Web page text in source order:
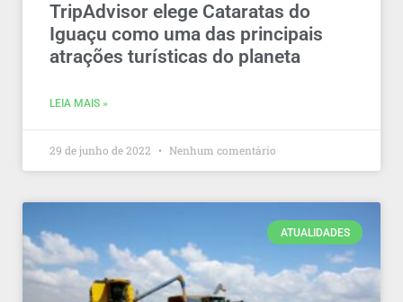
TripAdvisor elege Cataratas do
Iguaçu como uma das principais
atrações turísticas do planeta
LEIA MAIS »
29 de junho de 2022 Nenhum comentário
ATUALIDADES